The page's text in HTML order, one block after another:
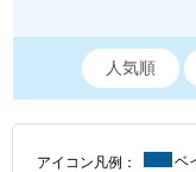
人気順
アイコン凡例： ベ